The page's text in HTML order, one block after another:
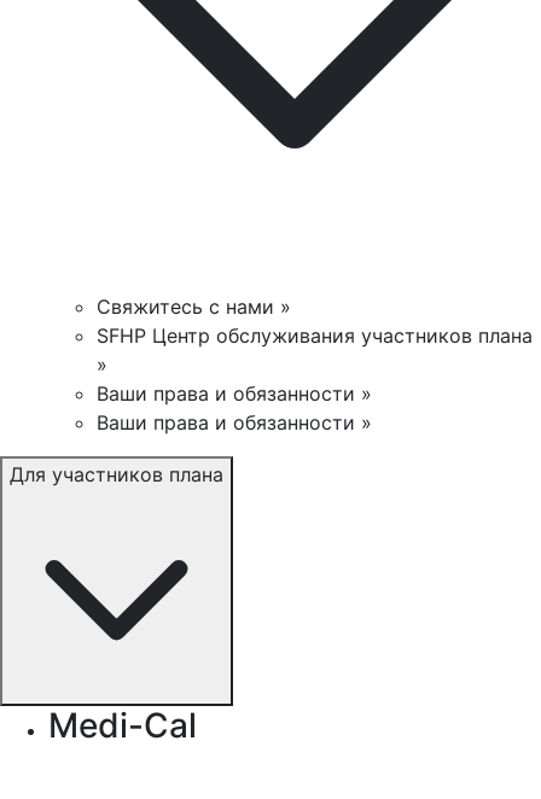
Свяжитесь с нами »
SFHP Центр обслуживания участников плана
»
Ваши права и обязанности »
Ваши права и обязанности »
Для участников плана
Medi-Cal